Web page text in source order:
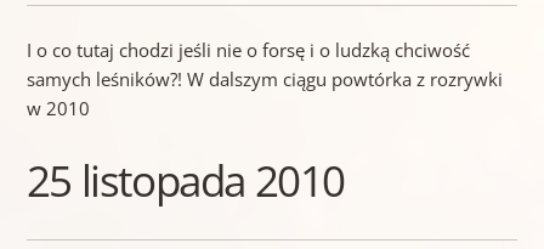
I o co tutaj chodzi jeśli nie o forsę i o ludzką chciwość
samych leśników?! W dalszym ciągu powtórka z rozrywki
w 2010
25 listopada 2010